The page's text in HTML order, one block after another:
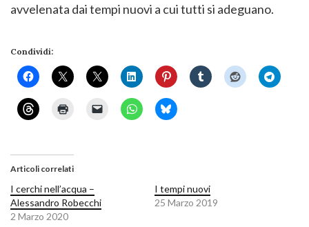
avvelenata dai tempi nuovi a cui tutti si adeguano.
Condividi:
Articoli correlati
I cerchi nell’acqua –
Alessandro Robecchi
2 Marzo 2020
I tempi nuovi
25 Marzo 2019